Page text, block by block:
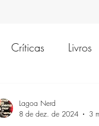
Críticas Livros
Lagoa Nerd
8 de dez. de 2024
3